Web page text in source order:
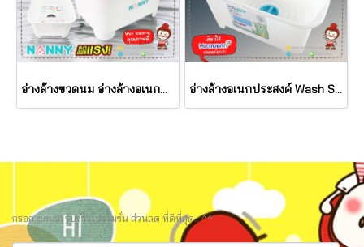
อ่างล้างขวดนม อ่างล้างอเนกประสงค์ อ่างซักล้าง Wash Station รุ่น N3855 ยี่ห้อ NANNY อ่างล้างอเนกประสงค์ Wash Station MicrobanⓇ สีขาวมุก เทคโนโลยีจากไมโครแบนด์ ยับยั้งแบคทีเรียได้ 99.9% รุ่น N3855MB ยี่ห้อ NANNY
กรอก email รับข่าวโปรโมชั่น ส่วนลด ที่ดีที่สุด.. ^^